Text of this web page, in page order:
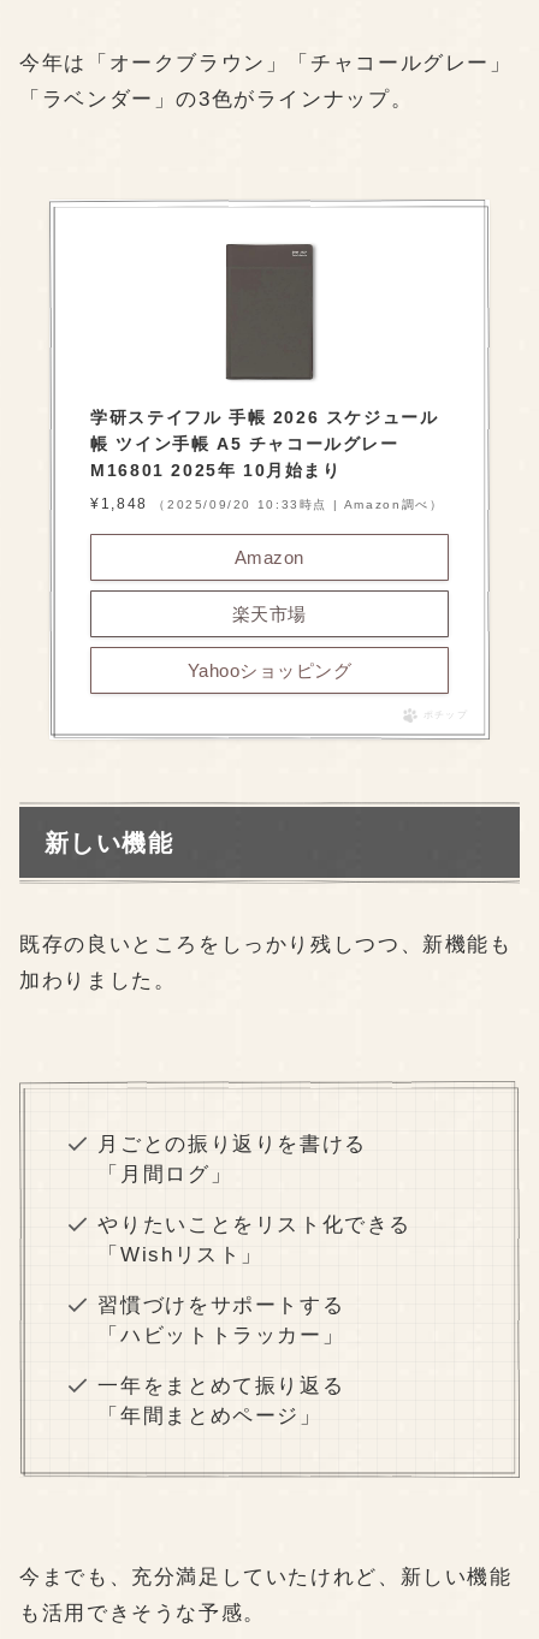
今年は「オークブラウン」「チャコールグレー」
「ラベンダー」の3色がラインナップ。
学研ステイフル 手帳 2026 スケジュール
帳 ツイン手帳 A5 チャコールグレー
M16801 2025年 10月始まり
¥1,848 （2025/09/20 10:33時点 | Amazon調べ）
Amazon
楽天市場
Yahooショッピング
ポチップ
新しい機能
既存の良いところをしっかり残しつつ、新機能も
加わりました。
月ごとの振り返りを書ける
「月間ログ」
やりたいことをリスト化できる
「Wishリスト」
習慣づけをサポートする
「ハビットトラッカー」
一年をまとめて振り返る
「年間まとめページ」
今までも、充分満足していたけれど、新しい機能
も活用できそうな予感。